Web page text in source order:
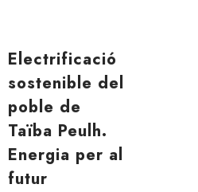
Electrificació
sostenible del
poble de
Taïba Peulh.
Energia per al
futur